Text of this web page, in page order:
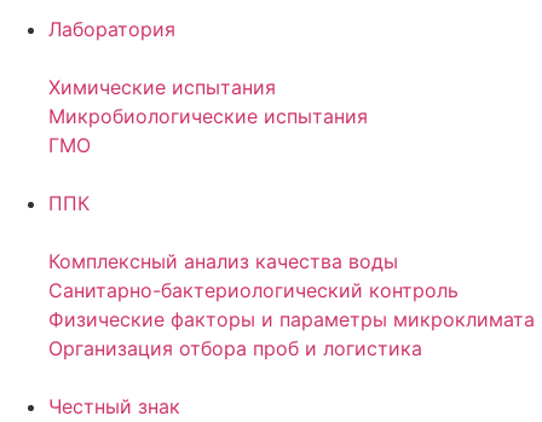
Лаборатория
Химические испытания
Микробиологические испытания
ГМО
ППК
Комплексный анализ качества воды
Санитарно-бактериологический контроль
Физические факторы и параметры микроклимата
Организация отбора проб и логистика
Честный знак